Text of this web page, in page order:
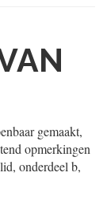
gemaakt,
opmerkingen
onderdeel b,